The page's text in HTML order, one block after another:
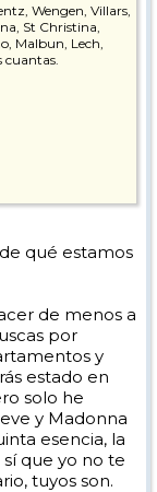
Wengen, Villars,
St Christina,
Malbun, Lech,
qué estamos
de menos a
por
y
estado en
solo he
y Madonna
esencia, la
que yo no te
tuyos son.